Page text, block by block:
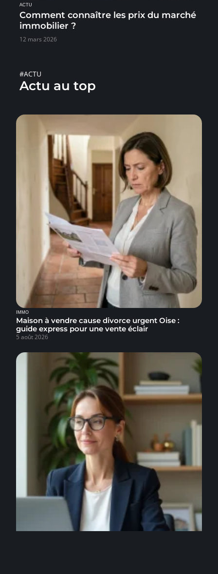
ACTU
Comment connaître les prix du marché
immobilier ?
12 mars 2026
#ACTU
Actu au top
IMMO
Maison à vendre cause divorce urgent Oise :
guide express pour une vente éclair
5 août 2026